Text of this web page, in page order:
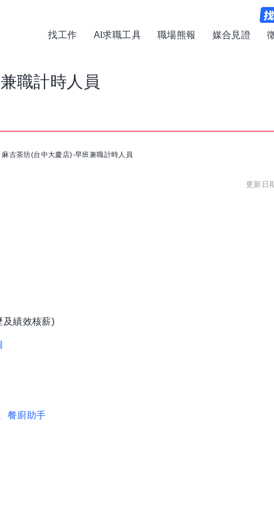
找工作 AI求職工具 職場熊報 媒合見證
職計時人員
麻古茶坊(台中大慶店)-早班兼職計時人員
更新日
及績效核薪)
、餐廚助手